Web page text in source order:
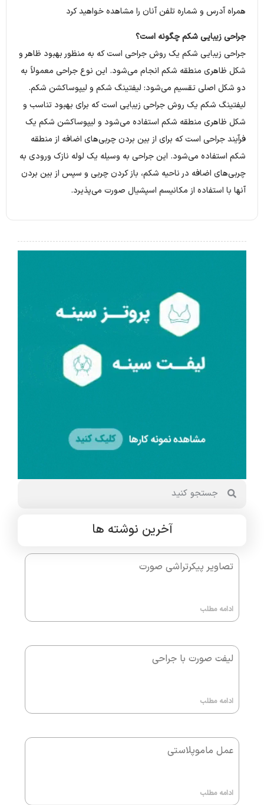
همراه آدرس و شماره تلفن آنان را مشاهده خواهید کرد
جراحی زیبایی شکم چگونه است؟
جراحی زیبایی شکم یک روش جراحی است که به منظور بهبود ظاهر و
شکل ظاهری منطقه شکم انجام می‌شود. این نوع جراحی معمولاً به
دو شکل اصلی تقسیم می‌شود: لیفتینگ شکم و لیپوساکشن شکم.
لیفتینگ شکم یک روش جراحی زیبایی است که برای بهبود تناسب و
شکل ظاهری منطقه شکم استفاده می‌شود و لیپوساکشن شکم یک
فرآیند جراحی است که برای از بین بردن چربی‌های اضافه از منطقه
شکم استفاده می‌شود. این جراحی به وسیله یک لوله نازک ورودی به
چربی‌های اضافه در ناحیه شکم، باز کردن چربی و سپس از بین بردن
آنها با استفاده از مکانیسم اسپشیال صورت می‌پذیرد.
آخرین نوشته ها
تصاویر پیکرتراشی صورت
ادامه مطلب
لیفت صورت با جراحی
ادامه مطلب
عمل ماموپلاستی
ادامه مطلب